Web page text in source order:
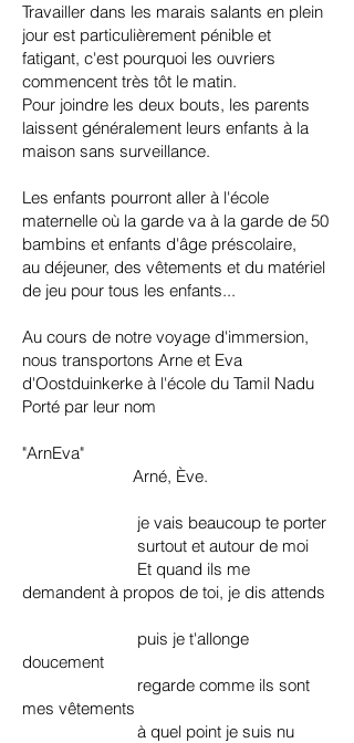
Travailler dans les marais salants en plein
jour est particulièrement pénible et
fatigant, c'est pourquoi les ouvriers
commencent très tôt le matin.
Pour joindre les deux bouts, les parents
laissent généralement leurs enfants à la
maison sans surveillance.
Les enfants pourront aller à l'école
maternelle où la garde va à la garde de 50
bambins et enfants d'âge préscolaire,
au déjeuner, des vêtements et du matériel
de jeu pour tous les enfants...
Au cours de notre voyage d'immersion,
nous transportons Arne et Eva
d'Oostduinkerke à l'école du Tamil Nadu
Porté par leur nom
"ArnEva"
Arné, Ève.
je vais beaucoup te porter
surtout et autour de moi
Et quand ils me
demandent à propos de toi, je dis attends
puis je t'allonge
doucement
regarde comme ils sont
mes vêtements
à quel point je suis nu